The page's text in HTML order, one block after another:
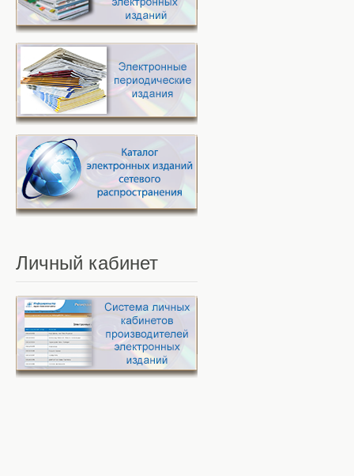
Личный кабинет